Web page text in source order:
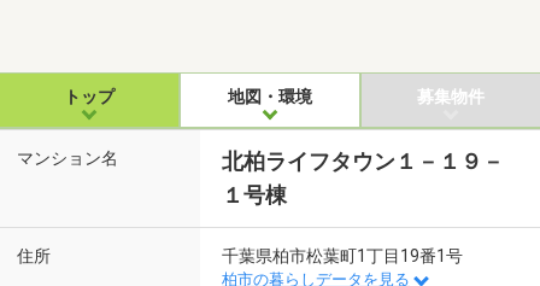
トップ 地図・環境 募集物件
マンション名
北柏ライフタウン１－１９－
１号棟
住所 千葉県柏市松葉町1丁目19番1号
柏市の暮らしデータを見る